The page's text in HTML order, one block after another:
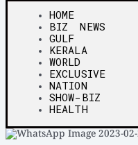
HOME
BIZ NEWS
GULF
KERALA
WORLD
EXCLUSIVE
NATION
SHOW-BIZ
HEALTH